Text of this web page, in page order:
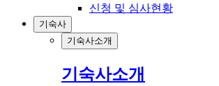
신청 및 심사현황
기숙사
기숙사소개
기숙사소개